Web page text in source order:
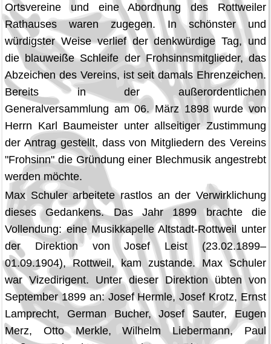
Ortsvereine und eine Abordnung des Rottweiler
Rathauses waren zugegen. In schönster und
würdigster Weise verlief der denkwürdige Tag, und
die blauweiße Schleife der Frohsinnsmitglieder, das
Abzeichen des Vereins, ist seit damals Ehrenzeichen.
Bereits in der außerordentlichen
Generalversammlung am 06. März 1898 wurde von
Herrn Karl Baumeister unter allseitiger Zustimmung
der Antrag gestellt, dass von Mitgliedern des Vereins
"Frohsinn" die Gründung einer Blechmusik angestrebt
werden möchte.
Max Schuler arbeitete rastlos an der Verwirklichung
dieses Gedankens. Das Jahr 1899 brachte die
Vollendung: eine Musikkapelle Altstadt-Rottweil unter
der Direktion von Josef Leist (23.02.1899–
01.09.1904), Rottweil, kam zustande. Max Schuler
war Vizedirigent. Unter dieser Direktion übten von
September 1899 an: Josef Hermle, Josef Krotz, Ernst
Lamprecht, German Bucher, Josef Sauter, Eugen
Merz, Otto Merkle, Wilhelm Liebermann, Paul